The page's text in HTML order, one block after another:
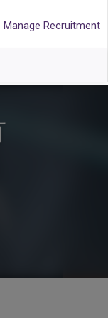
Manage Recruitment